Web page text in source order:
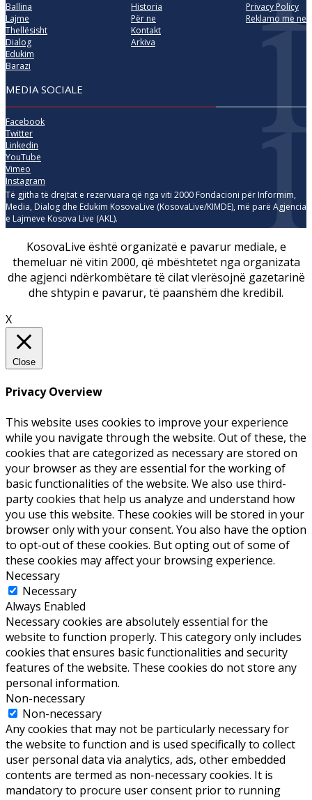
Ballina
Lajme
Thellësisht
Dialog
Edukim
Barazi
Historia
Për ne
Kontakt
Arkiva
Privacy Policy
Reklamo me ne
MEDIA SOCIALE
Facebook
Twitter
Linkedin
YouTube
Vimeo
Instagram
Të gjitha të drejtat e rezervuara që nga viti 2000 Fondacioni për Informim,
Media, Dialog dhe Edukim KosovaLive (KosovaLive/KIMDE), më parë Agjencia
e Lajmeve Kosova Live (AKL).
KosovaLive është organizatë e pavarur mediale, e
themeluar në vitin 2000, që mbështetet nga organizata
dhe agjenci ndërkombëtare të cilat vlerësojnë gazetarinë
dhe shtypin e pavarur, të paanshëm dhe kredibil.
X
Close
Privacy Overview
This website uses cookies to improve your experience
while you navigate through the website. Out of these, the
cookies that are categorized as necessary are stored on
your browser as they are essential for the working of
basic functionalities of the website. We also use third-
party cookies that help us analyze and understand how
you use this website. These cookies will be stored in your
browser only with your consent. You also have the option
to opt-out of these cookies. But opting out of some of
these cookies may affect your browsing experience.
Necessary
Necessary
Always Enabled
Necessary cookies are absolutely essential for the
website to function properly. This category only includes
cookies that ensures basic functionalities and security
features of the website. These cookies do not store any
personal information.
Non-necessary
Non-necessary
Any cookies that may not be particularly necessary for
the website to function and is used specifically to collect
user personal data via analytics, ads, other embedded
contents are termed as non-necessary cookies. It is
mandatory to procure user consent prior to running